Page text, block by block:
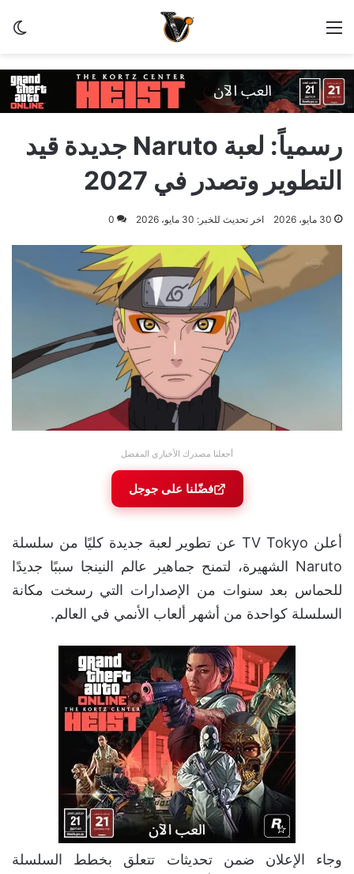
القائمة
رسمياً: لعبة Naruto جديدة قيد
التطوير وتصدر في 2027
30 مايو، 2026 اخر تحديث للخبر: 30 مايو، 2026 0
أجعلنا مصدرك الأخباري المفضل
فضّلنا على جوجل
أعلن TV Tokyo عن تطوير لعبة جديدة كليًا من سلسلة
Naruto الشهيرة، لتمنح جماهير عالم النينجا سببًا جديدًا
للحماس بعد سنوات من الإصدارات التي رسخت مكانة
السلسلة كواحدة من أشهر ألعاب الأنمي في العالم.
وجاء الإعلان ضمن تحديثات تتعلق بخطط السلسلة